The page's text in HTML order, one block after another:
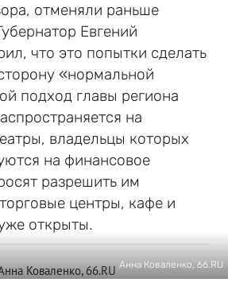
отменяли раньше
Евгений
что это попытки сделать
«нормальной
подход главы региона
на
владельцы которых
на финансовое
разрешить им
центры, кафе и
открыты.
Анна Коваленко, 66.RU